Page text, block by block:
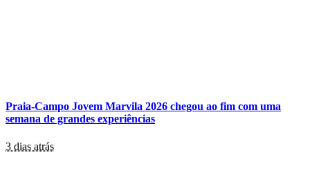
Praia-Campo Jovem Marvila 2026 chegou ao fim com uma
semana de grandes experiências
3 dias atrás